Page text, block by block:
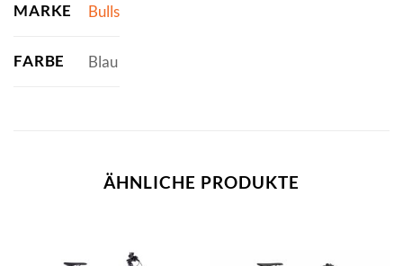
MARKE Bulls
FARBE Blau
ÄHNLICHE PRODUKTE